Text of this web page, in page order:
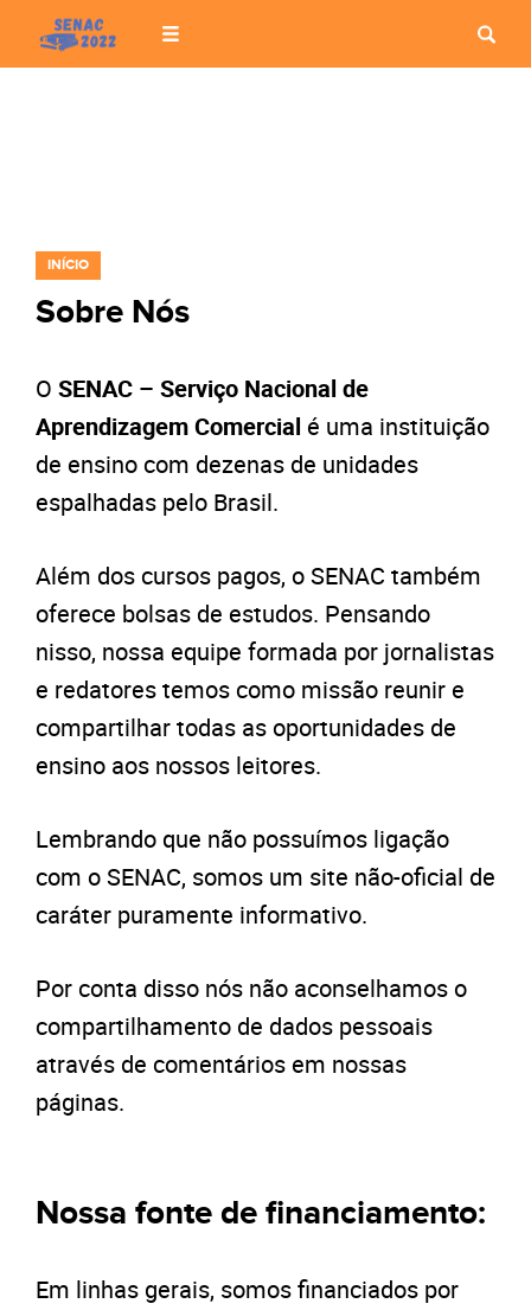
INÍCIO
Sobre Nós
O SENAC – Serviço Nacional de
Aprendizagem Comercial é uma instituição
de ensino com dezenas de unidades
espalhadas pelo Brasil.
Além dos cursos pagos, o SENAC também
oferece bolsas de estudos. Pensando
nisso, nossa equipe formada por jornalistas
e redatores temos como missão reunir e
compartilhar todas as oportunidades de
ensino aos nossos leitores.
Lembrando que não possuímos ligação
com o SENAC, somos um site não-oficial de
caráter puramente informativo.
Por conta disso nós não aconselhamos o
compartilhamento de dados pessoais
através de comentários em nossas
páginas.
Nossa fonte de financiamento:
Em linhas gerais, somos financiados por